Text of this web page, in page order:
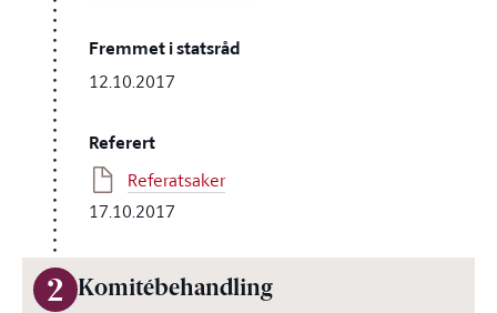
Fremmet i statsråd
12.10.2017
Referert
Referatsaker
17.10.2017
2 Komitébehandling